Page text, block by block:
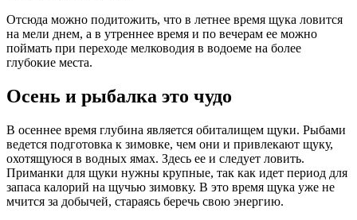
Отсюда можно подитожить, что в летнее время щука ловится
на мели днем, а в утреннее время и по вечерам ее можно
поймать при переходе мелководия в водоеме на более
глубокие места.
Осень и рыбалка это чудо
В осеннее время глубина является обиталищем щуки. Рыбами
ведется подготовка к зимовке, чем они и привлекают щуку,
охотящуюся в водных ямах. Здесь ее и следует ловить.
Приманки для щуки нужны крупные, так как идет период для
запаса калорий на щучью зимовку. В это время щука уже не
мчится за добычей, стараясь беречь свою энергию.